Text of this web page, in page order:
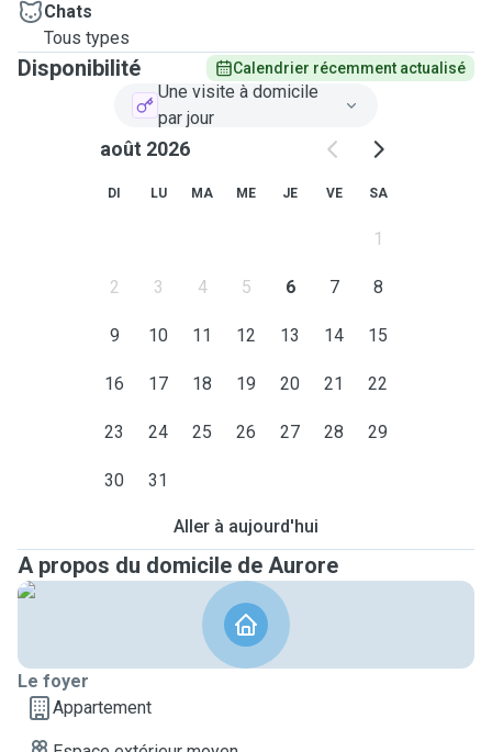
Chats
Tous types
Disponibilité Calendrier récemment actualisé
Une visite à domicile
par jour
août 2026
DI LU MA ME JE VE SA
1
2 3 4 5 6 7 8
9 10 11 12 13 14 15
16 17 18 19 20 21 22
23 24 25 26 27 28 29
30 31
Aller à aujourd'hui
A propos du domicile de Aurore
Le foyer
Appartement